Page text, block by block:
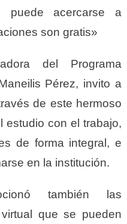
puede acercarse a
son gratis»
del Programa
Pérez, invito a
de este hermoso
estudio con el trabajo,
de forma integral, e
en la institución.
también las
que se pueden